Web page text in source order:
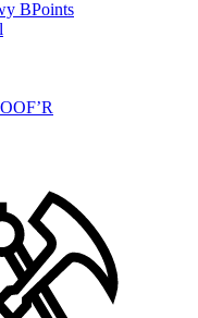
BPoints